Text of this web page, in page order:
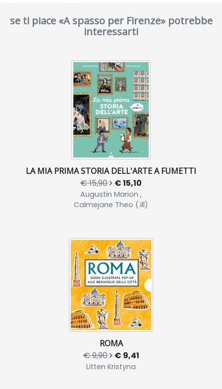
se ti piace «A spasso per Firenze» potrebbe
interessarti
LA MIA PRIMA STORIA DELL'ARTE A FUMETTI
€ 15,90 € 15,10
Augustin Marion ,
Calmejane Theo (.ill)
ROMA
€ 9,90 € 9,41
Litten Kristyna